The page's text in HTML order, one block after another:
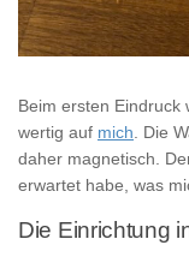
Beim ersten Eindruck
wertig auf mich . Die
daher magnetisch.
erwartet habe, was
Die Einrichtung